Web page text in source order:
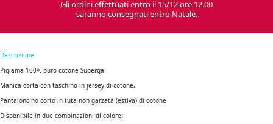
Gli ordini effettuati entro il 15/12 ore 12.00
saranno consegnati entro Natale.
Descrizione
Pigiama 100% puro cotone Superga
Manica corta con taschino in jersey di cotone,
Pantaloncino corto in tuta non garzata (estiva) di cotone
Disponibile in due combinazioni di colore: